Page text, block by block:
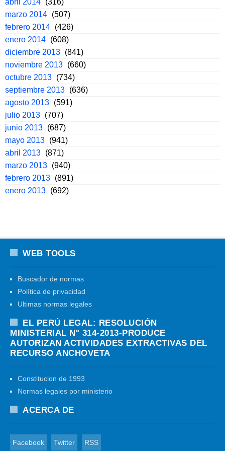
abril 2014 (316)
marzo 2014 (507)
febrero 2014 (426)
enero 2014 (608)
diciembre 2013 (841)
noviembre 2013 (660)
octubre 2013 (734)
septiembre 2013 (636)
agosto 2013 (591)
julio 2013 (707)
junio 2013 (687)
mayo 2013 (941)
abril 2013 (871)
marzo 2013 (940)
febrero 2013 (891)
enero 2013 (692)
WEB TOOLS
Buscador de normas
Política de privacidad
Ultimas normas legales
EL PERÚ LEGAL: RESOLUCIÓN
MINISTERIAL N° 314-2013-PRODUCE
AUTORIZAN ACTIVIDADES EXTRACTIVAS DEL
RECURSO ANCHOVETA
Constitucion de 1993
Normas legales por ministerio
ACERCA DE
Facebook Twitter RSS